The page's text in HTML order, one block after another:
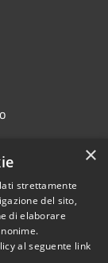
• Comune di
• Powered by
×
strettamente
del sito,
di elaborare
al seguente link